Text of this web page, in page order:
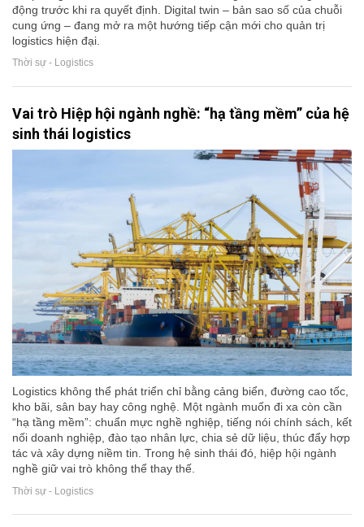
động trước khi ra quyết định. Digital twin – bản sao số của chuỗi
cung ứng – đang mở ra một hướng tiếp cận mới cho quản trị
logistics hiện đại.
Thời sự - Logistics
Vai trò Hiệp hội ngành nghề: “hạ tầng mềm” của hệ
sinh thái logistics
Logistics không thể phát triển chỉ bằng cảng biển, đường cao tốc,
kho bãi, sân bay hay công nghệ. Một ngành muốn đi xa còn cần
“hạ tầng mềm”: chuẩn mực nghề nghiệp, tiếng nói chính sách, kết
nối doanh nghiệp, đào tạo nhân lực, chia sẻ dữ liệu, thúc đẩy hợp
tác và xây dựng niềm tin. Trong hệ sinh thái đó, hiệp hội ngành
nghề giữ vai trò không thể thay thế.
Thời sự - Logistics